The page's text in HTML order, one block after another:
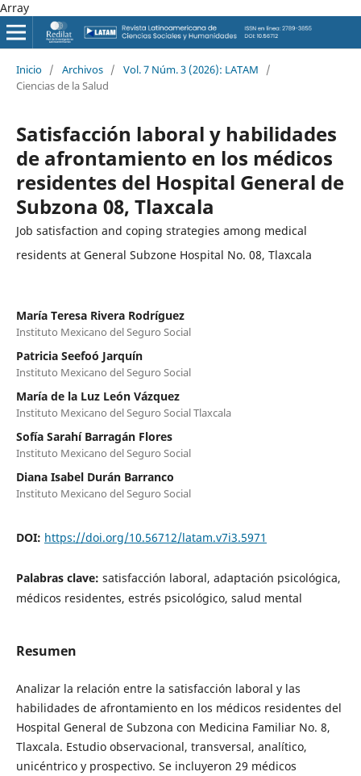
Array
Inicio / Archivos / Vol. 7 Núm. 3 (2026): LATAM
/
Ciencias de la Salud
Satisfacción laboral y habilidades
de afrontamiento en los médicos
residentes del Hospital General de
Subzona 08, Tlaxcala
Job satisfaction and coping strategies among medical
residents at General Subzone Hospital No. 08, Tlaxcala
María Teresa Rivera Rodríguez
Instituto Mexicano del Seguro Social
Patricia Seefoó Jarquín
Instituto Mexicano del Seguro Social
María de la Luz León Vázquez
Instituto Mexicano del Seguro Social Tlaxcala
Sofía Sarahí Barragán Flores
Instituto Mexicano del Seguro Social
Diana Isabel Durán Barranco
Instituto Mexicano del Seguro Social
DOI: https://doi.org/10.56712/latam.v7i3.5971
Palabras clave: satisfacción laboral, adaptación psicológica,
médicos residentes, estrés psicológico, salud mental
Resumen
Analizar la relación entre la satisfacción laboral y las
habilidades de afrontamiento en los médicos residentes del
Hospital General de Subzona con Medicina Familiar No. 8,
Tlaxcala. Estudio observacional, transversal, analítico,
unicéntrico y prospectivo. Se incluyeron 29 médicos